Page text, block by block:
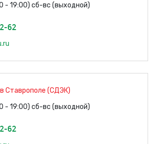
- 19:00) сб-вс (выходной)
62
Ставрополе (СДЭК)
- 19:00) сб-вс (выходной)
62